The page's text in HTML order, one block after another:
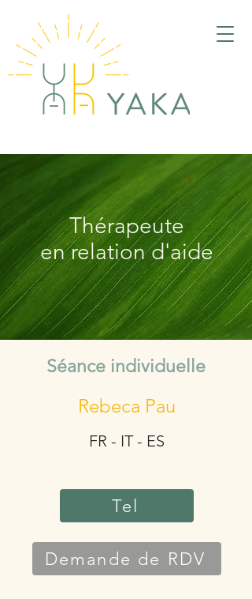
Thérapeute
en relation d'aide
Séance individuelle
Rebeca Pau
FR - IT - ES
Tel
Demande de RDV